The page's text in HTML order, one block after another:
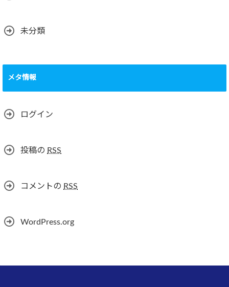
未分類
メタ情報
ログイン
投稿の RSS
コメントの RSS
WordPress.org